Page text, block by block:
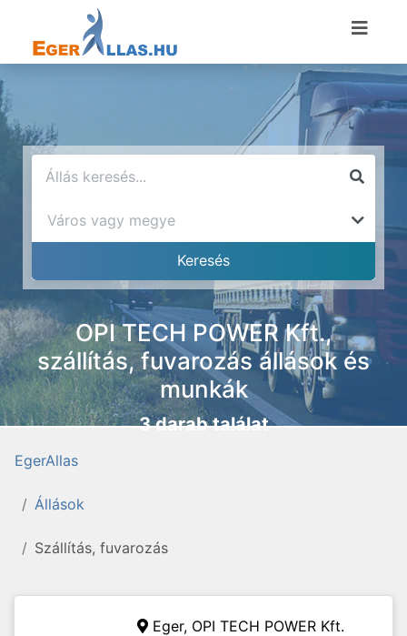
OPI TECH POWER Kft.,
szállítás, fuvarozás állások és
munkák
3 darab találat
EgerAllas
Állások
Szállítás, fuvarozás
Eger, OPI TECH POWER Kft.